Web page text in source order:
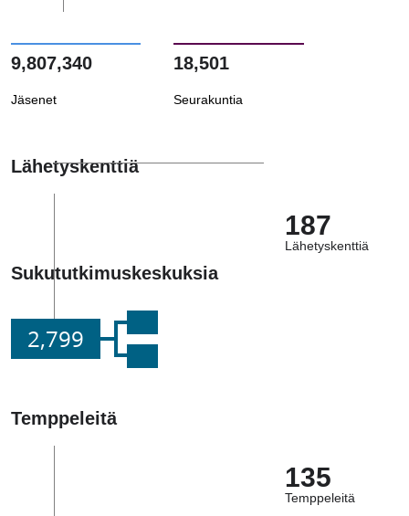
9,807,340
Jäsenet
18,501
Seurakuntia
Lähetyskenttiä
187
Lähetyskenttiä
Sukututkimuskeskuksia
2,799
Temppeleitä
135
Temppeleitä